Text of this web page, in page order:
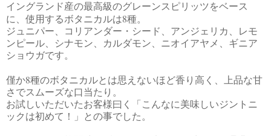
イングランド産の最高級のグレーンスピリッツをベース
に、使用するボタニカルは8種。
ジュニパー、コリアンダー・シード、アンジェリカ、レモ
ンピール、シナモン、カルダモン、ニオイアヤメ、ギニア
ショウガです。
僅か8種のボタニカルとは思えないほど香り高く、上品な甘
さでスムーズな口当たり。
お試しいただいたお客様曰く「こんなに美味しいジントニ
ックは初めて！」との事でした。